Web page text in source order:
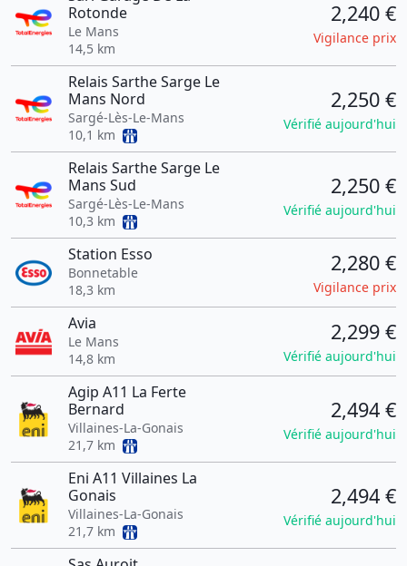
Rotonde
Le Mans
14,5 km
2,240 €
Vigilance prix
Relais Sarthe Sarge Le
Mans Nord
Sargé-Lès-Le-Mans
10,1 km
2,250 €
Vérifié aujourd'hui
Relais Sarthe Sarge Le
Mans Sud
Sargé-Lès-Le-Mans
10,3 km
2,250 €
Vérifié aujourd'hui
Station Esso
Bonnetable
18,3 km
2,280 €
Vigilance prix
Avia
Le Mans
14,8 km
2,299 €
Vérifié aujourd'hui
Agip A11 La Ferte
Bernard
Villaines-La-Gonais
21,7 km
2,494 €
Vérifié aujourd'hui
Eni A11 Villaines La
Gonais
Villaines-La-Gonais
21,7 km
2,494 €
Vérifié aujourd'hui